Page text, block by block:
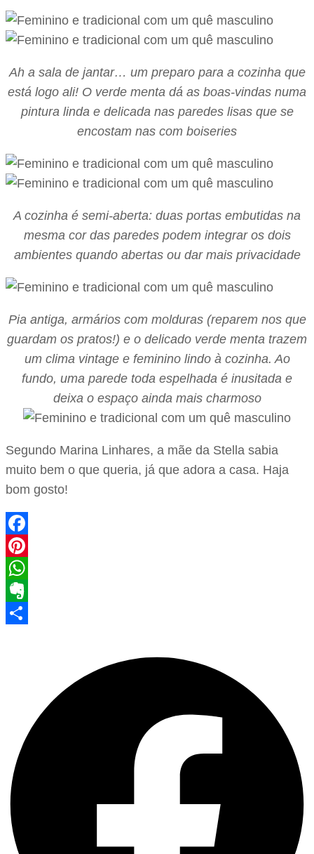
Ah a sala de jantar… um preparo para a cozinha que
está logo ali! O verde menta dá as boas-vindas numa
pintura linda e delicada nas paredes lisas que se
encostam nas com boiseries
A cozinha é semi-aberta: duas portas embutidas na
mesma cor das paredes podem integrar os dois
ambientes quando abertas ou dar mais privacidade
Pia antiga, armários com molduras (reparem nos que
guardam os pratos!) e o delicado verde menta trazem
um clima vintage e feminino lindo à cozinha. Ao
fundo, uma parede toda espelhada é inusitada e
deixa o espaço ainda mais charmoso
Segundo Marina Linhares, a mãe da Stella sabia
muito bem o que queria, já que adora a casa. Haja
bom gosto!
Facebook
Pinterest
WhatsApp
Evernote